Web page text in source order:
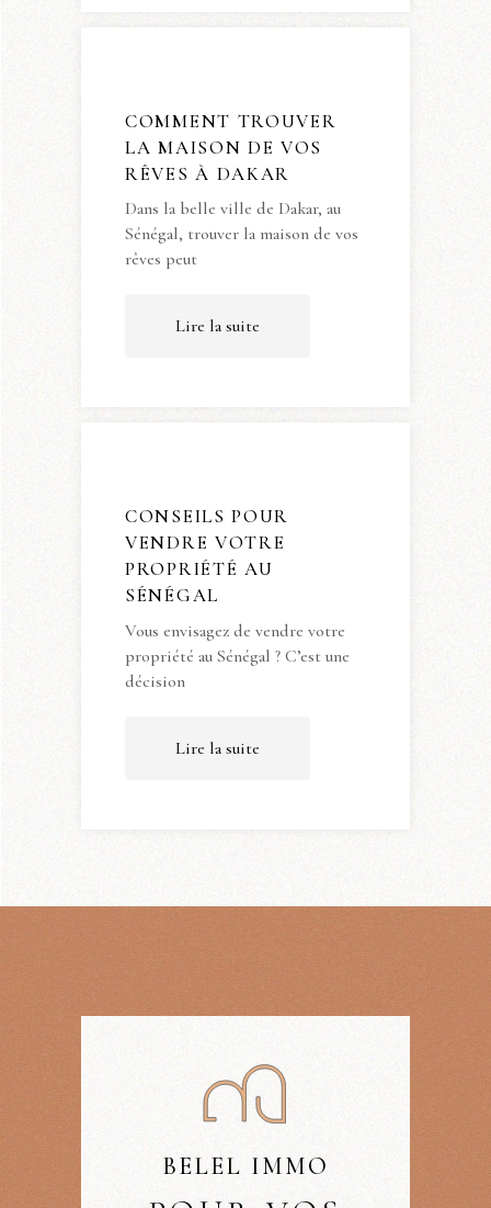
COMMENT TROUVER
LA MAISON DE VOS
RÊVES À DAKAR
Dans la belle ville de Dakar, au
Sénégal, trouver la maison de vos
rêves peut
Lire la suite
CONSEILS POUR
VENDRE VOTRE
PROPRIÉTÉ AU
SÉNÉGAL
Vous envisagez de vendre votre
propriété au Sénégal ? C’est une
décision
Lire la suite
BELEL IMMO